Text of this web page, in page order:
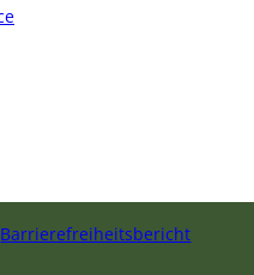
Barrierefreiheitsbericht